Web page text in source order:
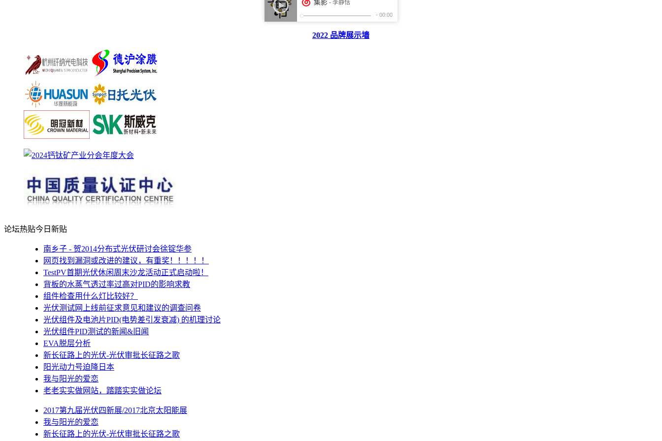
2022 品牌展示墙
论坛热贴今日新贴
南乡子 - 贺2014分布式光伏研讨会徐锭华参
网页找到漏洞或改进的建议，有重奖！！！！！
TestPV首期光伏休闲周末沙龙活动正式启动啦！
背板的水蒸气透过率过高对PID的影响求教
组件检查用什么灯比较好？
光伏测试网上线前征求意见和建议的调查问卷
光伏组件及电池片PID(电势差引发衰减) 的机理讨论
光伏组件PID测试的新闻&旧闻
EVA脱层分析
新长征路上的光伏-光伏审批长征路之歌
阳光动力号迫降日本
我与阳光的爱恋
老老实实做网站，踏踏实实做论坛
2017第九届光伏四新展/2017北京太阳能展
我与阳光的爱恋
新长征路上的光伏-光伏审批长征路之歌